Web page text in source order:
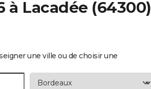
à Lacadée (64300)
une ville ou de choisir une